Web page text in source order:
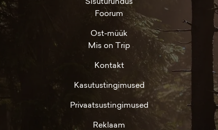
Foorum
Ost-müük
Mis on Trip
Kontakt
Kasutustingimused
Privaatsustingimused
Reklaam